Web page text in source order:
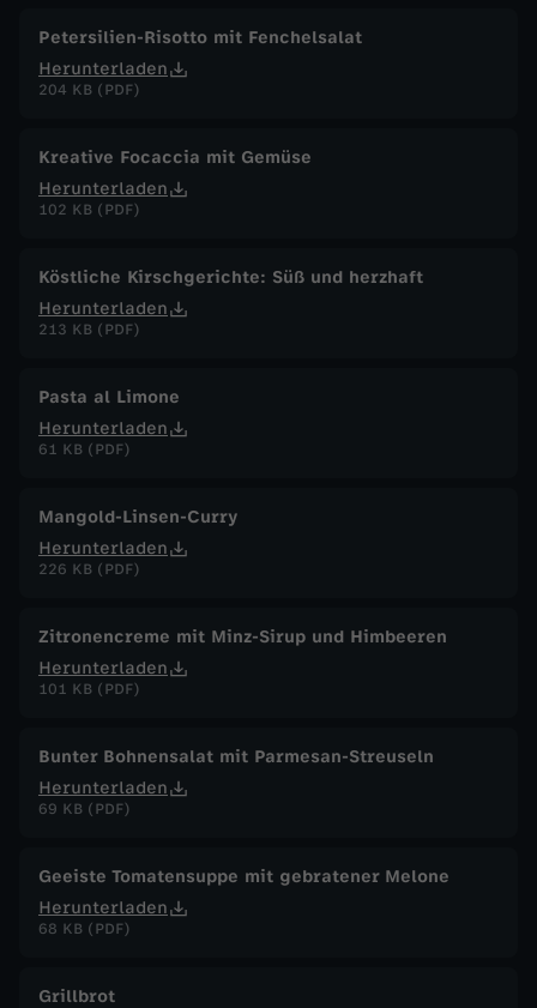
0
2
6
Petersilien-Risotto mit Fenchelsalat
Herunterladen
204 KB (PDF)
Kreative Focaccia mit Gemüse
Herunterladen
102 KB (PDF)
Köstliche Kirschgerichte: Süß und herzhaft
Herunterladen
213 KB (PDF)
Pasta al Limone
Herunterladen
61 KB (PDF)
Mangold-Linsen-Curry
Herunterladen
226 KB (PDF)
Zitronencreme mit Minz-Sirup und Himbeeren
Herunterladen
101 KB (PDF)
Bunter Bohnensalat mit Parmesan-Streuseln
Herunterladen
69 KB (PDF)
Geeiste Tomatensuppe mit gebratener Melone
Herunterladen
68 KB (PDF)
Grillbrot